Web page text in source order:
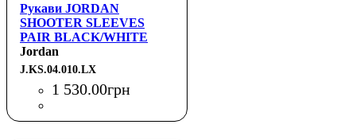
Рукави JORDAN
SHOOTER SLEEVES
PAIR BLACK/WHITE
L/XL
Jordan
J.KS.04.010.LX
1 530.00грн